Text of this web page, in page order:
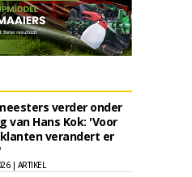
verder onder
van Hans Kok: 'Voor
verandert er
| ARTIKEL